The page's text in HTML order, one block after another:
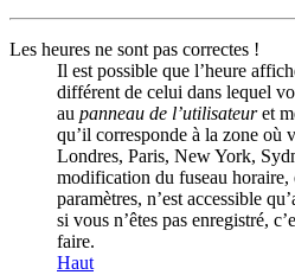
Les heures ne sont pas correctes !
Il est possible que l’heure
différent de celui dans lequel
au panneau de l’utilisateuret
qu’il corresponde à la zone où
Londres, Paris, New York,
modification du fuseau horaire,
paramètres, n’est accessible
si vous n’êtes pas enregistré,
faire.
Haut